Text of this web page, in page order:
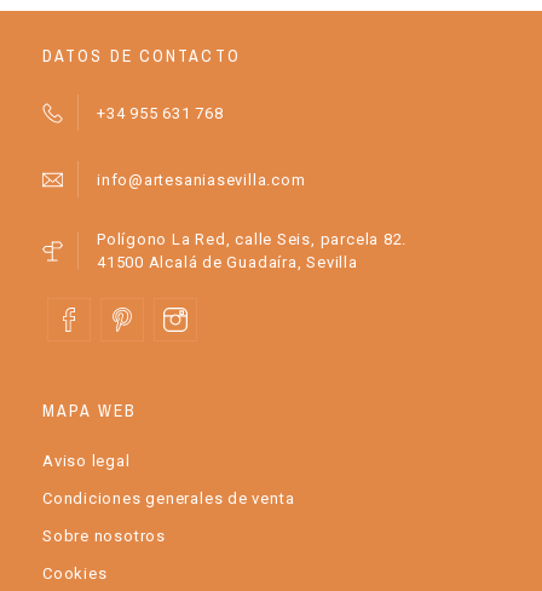
DATOS DE CONTACTO
+34 955 631 768
info@artesaniasevilla.com
Polígono La Red, calle Seis, parcela 82.
41500 Alcalá de Guadaíra, Sevilla
MAPA WEB
Aviso legal
Condiciones generales de venta
Sobre nosotros
Cookies